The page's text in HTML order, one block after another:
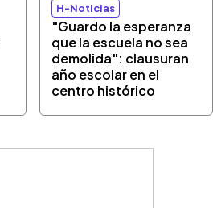
H-Noticias
"Guardo la esperanza
que la escuela no sea
demolida": clausuran
año escolar en el
centro histórico